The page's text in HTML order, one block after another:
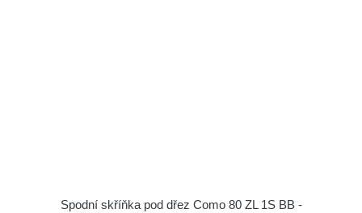
Spodní skříňka pod dřez Como 80 ZL 1S BB -